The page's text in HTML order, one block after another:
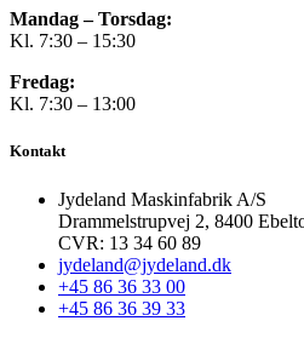
Mandag – Torsdag:
Kl. 7:30 – 15:30
Fredag:
Kl. 7:30 – 13:00
Kontakt
Jydeland Maskinfabrik A/S
Drammelstrupvej 2, 8400
CVR: 13 34 60 89
jydeland@jydeland.dk
+45 86 36 33 00
+45 86 36 39 33